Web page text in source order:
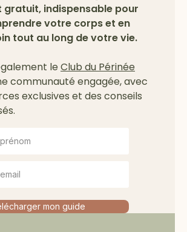
gratuit, indispensable pour
votre corps et en
tout au long de votre vie.
le Club du Périnée
communauté engagée, avec
exclusives et des conseils
mon guide